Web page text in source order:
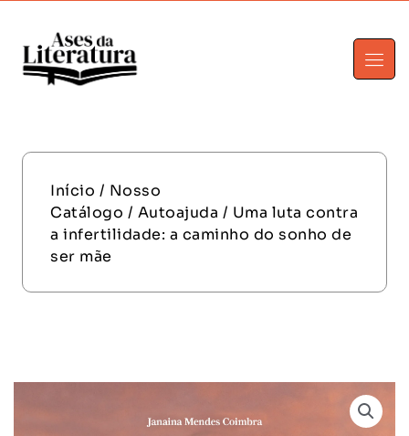
Início / Nosso
Catálogo / Autoajuda / Uma luta contra
a infertilidade: a caminho do sonho de
ser mãe